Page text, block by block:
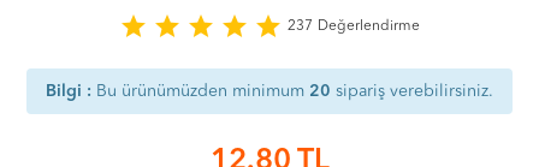
star star star star star 237 Değerlendirme
Bilgi : Bu ürünümüzden minimum 20 sipariş verebilirsiniz.